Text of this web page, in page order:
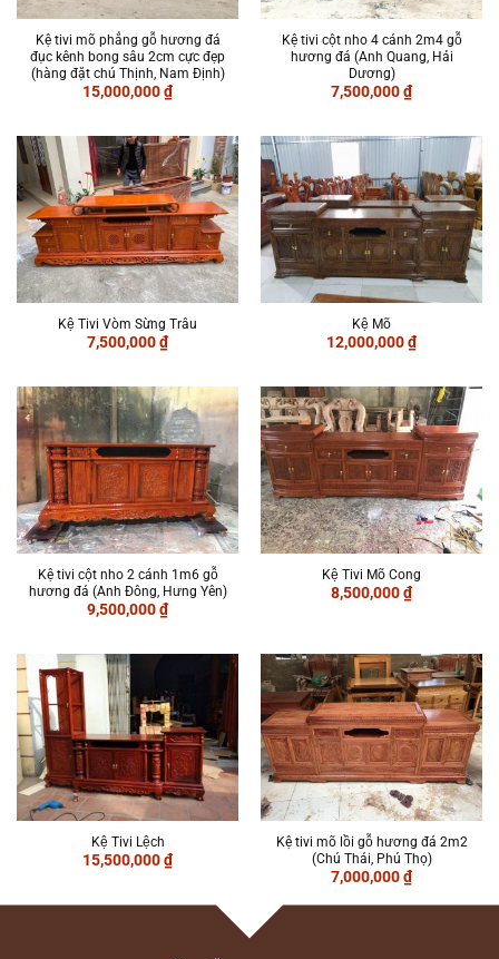
Kệ tivi mõ phẳng gỗ hương đá
đục kênh bong sâu 2cm cực đẹp
(hàng đặt chú Thịnh, Nam Định)
15,000,000₫
Kệ tivi cột nho 4 cánh 2m4 gỗ
hương đá (Anh Quang, Hải
Dương)
7,500,000₫
Kệ Tivi Vòm Sừng Trâu
7,500,000₫
Kệ Mõ
12,000,000₫
Kệ tivi cột nho 2 cánh 1m6 gỗ
hương đá (Anh Đông, Hưng Yên)
9,500,000₫
Kệ Tivi Mõ Cong
8,500,000₫
Kệ Tivi Lệch
15,500,000₫
Kệ tivi mõ lồi gỗ hương đá 2m2
(Chú Thái, Phú Thọ)
7,000,000₫